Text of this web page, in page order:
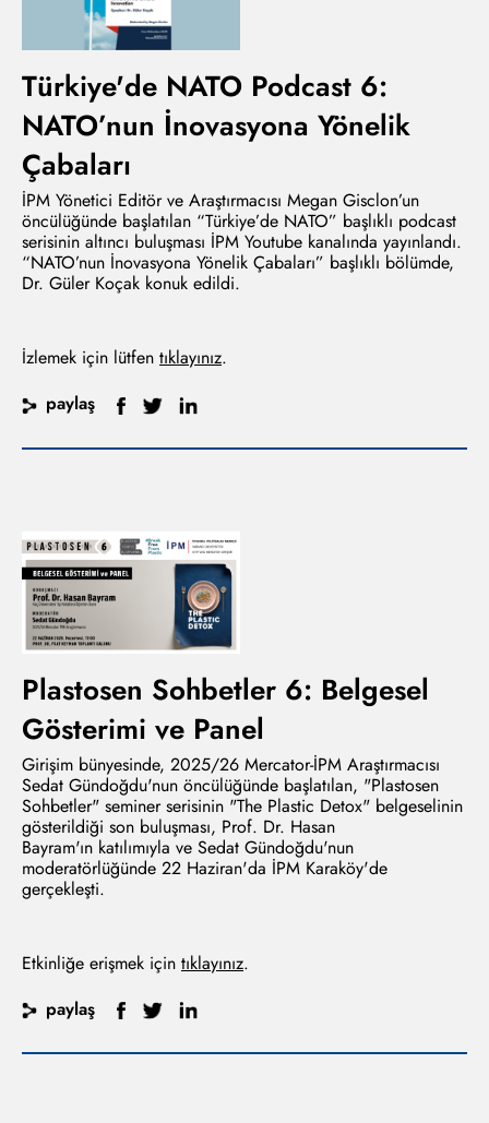
Türkiye'de NATO Podcast 6:
NATO’nun İnovasyona Yönelik
Çabaları
İPM Yönetici Editör ve Araştırmacısı Megan Gisclon’un
öncülüğünde başlatılan “Türkiye’de NATO” başlıklı podcast
serisinin altıncı buluşması İPM Youtube kanalında yayınlandı.
“NATO’nun İnovasyona Yönelik Çabaları” başlıklı bölümde,
Dr. Güler Koçak konuk edildi.
İzlemek için lütfen tıklayınız.
paylaş
Plastosen Sohbetler 6: Belgesel
Gösterimi ve Panel
Girişim bünyesinde, 2025/26 Mercator-İPM Araştırmacısı
Sedat Gündoğdu'nun öncülüğünde başlatılan, "Plastosen
Sohbetler" seminer serisinin "The Plastic Detox" belgeselinin
gösterildiği son buluşması, Prof. Dr. Hasan
Bayram'ın katılımıyla ve Sedat Gündoğdu'nun
moderatörlüğünde 22 Haziran'da İPM Karaköy'de
gerçekleşti.
Etkinliğe erişmek için tıklayınız.
paylaş